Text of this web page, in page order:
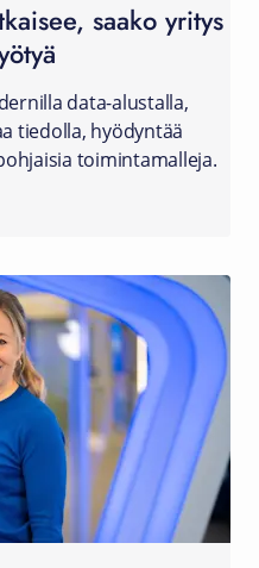
saako yritys
data-alustalla,
tiedolla, hyödyntää
toimintamalleja.